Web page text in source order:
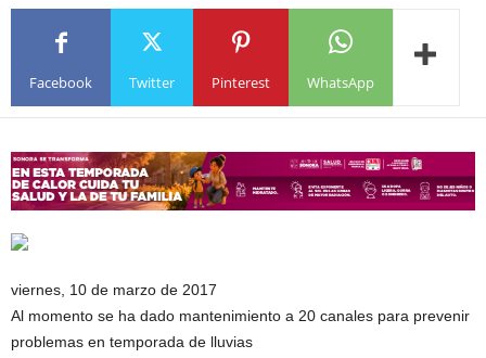
Facebook Twitter Pinterest WhatsApp
viernes, 10 de marzo de 2017
Al momento se ha dado mantenimiento a 20 canales para prevenir
problemas en temporada de lluvias